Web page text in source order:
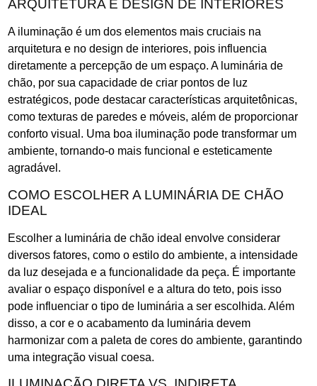
ARQUITETURA E DESIGN DE INTERIORES
A iluminação é um dos elementos mais cruciais na
arquitetura e no design de interiores, pois influencia
diretamente a percepção de um espaço. A luminária de
chão, por sua capacidade de criar pontos de luz
estratégicos, pode destacar características arquitetônicas,
como texturas de paredes e móveis, além de proporcionar
conforto visual. Uma boa iluminação pode transformar um
ambiente, tornando-o mais funcional e esteticamente
agradável.
COMO ESCOLHER A LUMINÁRIA DE CHÃO
IDEAL
Escolher a luminária de chão ideal envolve considerar
diversos fatores, como o estilo do ambiente, a intensidade
da luz desejada e a funcionalidade da peça. É importante
avaliar o espaço disponível e a altura do teto, pois isso
pode influenciar o tipo de luminária a ser escolhida. Além
disso, a cor e o acabamento da luminária devem
harmonizar com a paleta de cores do ambiente, garantindo
uma integração visual coesa.